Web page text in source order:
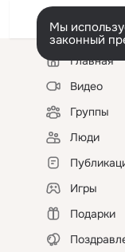
Мы
законный
Левая
колонкаГлавная
Видео
Группы
Люди
Игры
Подарки